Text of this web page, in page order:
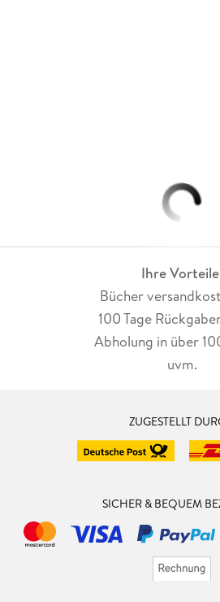
Ihre
Bücher
100 Tage
Abholung in über
uvm.
ZUGESTELLT
SICHER & BEQUEM